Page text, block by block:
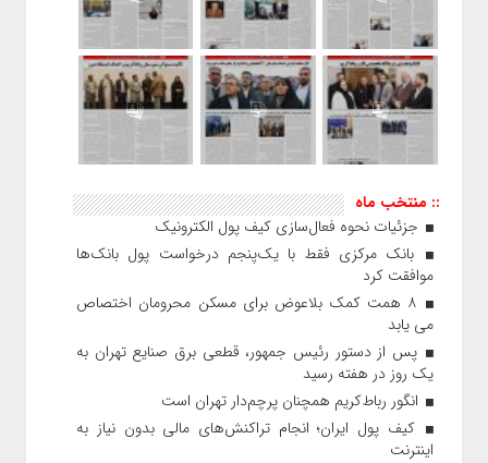
:: منتخب ماه
جزئیات نحوه فعال‌سازی کیف پول الکترونیک
بانک مرکزی فقط با یک‌‎پنجم درخواست پول بانک‌ها
موافقت کرد
۸ همت کمک بلاعوض برای مسکن محرومان اختصاص
می یابد
پس از دستور رئیس‌ جمهور، قطعی برق صنایع تهران به
یک روز در هفته رسید
انگور رباط‌کریم همچنان پرچم‌دار تهران است
کیف پول ایران؛ انجام تراکنش‌های مالی بدون نیاز به
اینترنت